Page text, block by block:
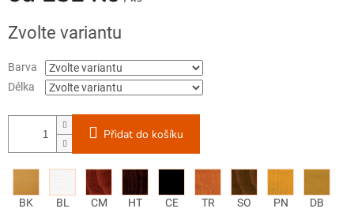
cena:
Zvolte variantu
Barva
Délka
Přidat do košíku
BK BL CM HT CE TR SO PN
DB